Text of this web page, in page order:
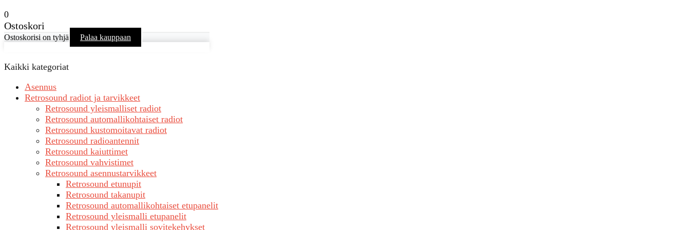
0
Ostoskori
Ostoskorisi on tyhjä Palaa kauppaan
Kaikki kategoriat
Asennus
Retrosound radiot ja tarvikkeet
Retrosound yleismalliset radiot
Retrosound automallikohtaiset radiot
Retrosound kustomoitavat radiot
Retrosound radioantennit
Retrosound kaiuttimet
Retrosound vahvistimet
Retrosound asennustarvikkeet
Retrosound etunupit
Retrosound takanupit
Retrosound automallikohtaiset etupanelit
Retrosound yleismalli etupanelit
Retrosound yleismalli sovitekehykset